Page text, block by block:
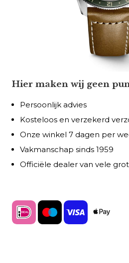
Hier maken wij geen
Persoonlijk advies
Kosteloos en verzekerd
Onze winkel 7 dagen per
Vakmanschap sinds 1959
Officiële dealer van vele